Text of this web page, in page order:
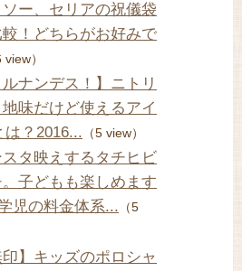
ソー、セリアの祝儀袋
較！どちらがお好みで
view）
ルナンデス！】ニトリ
味だけど使えるアイ
は？2016... （5 view）
スタ映えするタチヒビ
。子どもも楽しめます
児の料金体系... （5
印】キッズのポロシャ